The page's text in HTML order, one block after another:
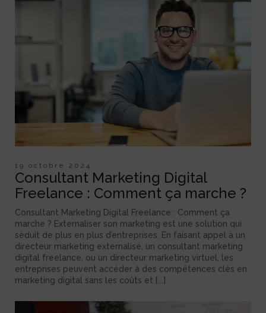
19 octobre 2024
Consultant Marketing Digital
Freelance : Comment ça marche ?
Consultant Marketing Digital Freelance : Comment ça
marche ? Externaliser son marketing est une solution qui
séduit de plus en plus d’entreprises. En faisant appel à un
directeur marketing externalisé, un consultant marketing
digital freelance, ou un directeur marketing virtuel, les
entreprises peuvent accéder à des compétences clés en
marketing digital sans les coûts et [...]